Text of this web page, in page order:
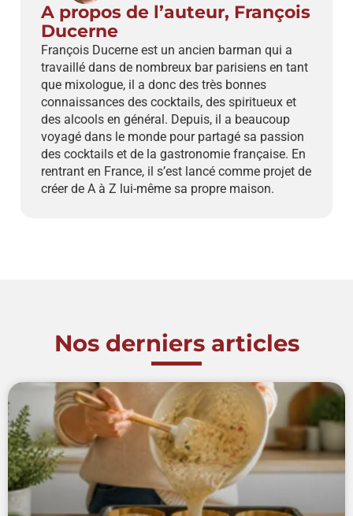
A propos de l’auteur, François
Ducerne
François Ducerne est un ancien barman qui a
travaillé dans de nombreux bar parisiens en tant
que mixologue, il a donc des très bonnes
connaissances des cocktails, des spiritueux et
des alcools en général. Depuis, il a beaucoup
voyagé dans le monde pour partagé sa passion
des cocktails et de la gastronomie française. En
rentrant en France, il s’est lancé comme projet de
créer de A à Z lui-même sa propre maison.
Nos derniers articles